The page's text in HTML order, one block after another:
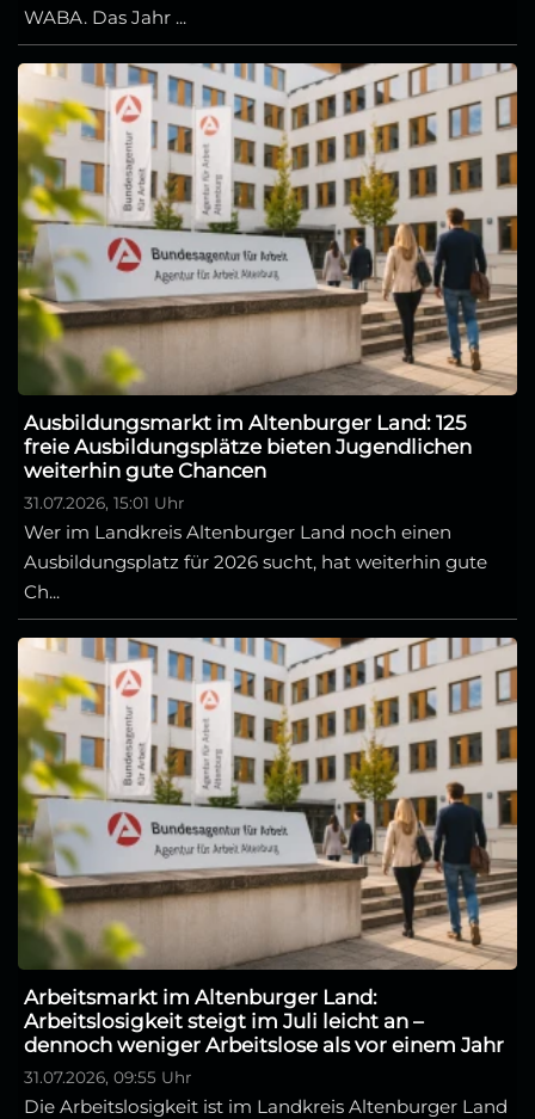
WABA. Das Jahr ...
Ausbildungsmarkt im Altenburger Land: 125
freie Ausbildungsplätze bieten Jugendlichen
weiterhin gute Chancen
31.07.2026, 15:01 Uhr
Wer im Landkreis Altenburger Land noch einen
Ausbildungsplatz für 2026 sucht, hat weiterhin gute
Ch...
Arbeitsmarkt im Altenburger Land:
Arbeitslosigkeit steigt im Juli leicht an –
dennoch weniger Arbeitslose als vor einem Jahr
31.07.2026, 09:55 Uhr
Die Arbeitslosigkeit ist im Landkreis Altenburger Land